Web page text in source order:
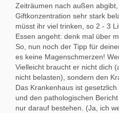
Zeiträumen nach außen
Giftkonzentration sehr stark
müsst ihr viel trinken, so 2 - 3
Essen angeht: denk mal über
So, nun noch der Tipp für
es keine Magenschmerzen!
Vielleicht braucht er nicht dich
nicht belasten), sondern den
Das Krankenhaus ist
und den pathologischen
nur darauf bestehen. (Ja, ich